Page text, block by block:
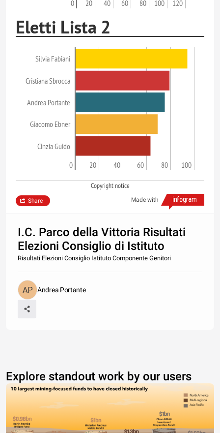
0 20 40 60 80 100 120
Eletti Lista 2
Silvia Fabiani
Cristiana Sbrocca
Andrea Portante
Giacomo Ebner
Cinzia Guido
0 20 40 60 80 100
Copyright notice
Made with
Share
I.C. Parco della Vittoria Risultati
Elezioni Consiglio di Istituto
Risultati Elezioni Consiglio Istituto Componente Genitori
Andrea Portante
Explore standout work by our users